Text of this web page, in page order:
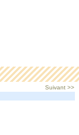
Suivant >>